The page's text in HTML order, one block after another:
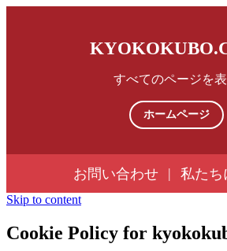
すべてのページを
ホームページ
お問い合わせ | 私たち
Skip to content
Cookie Policy for